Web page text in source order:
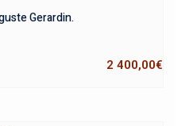
Gerardin.
2 400,00€